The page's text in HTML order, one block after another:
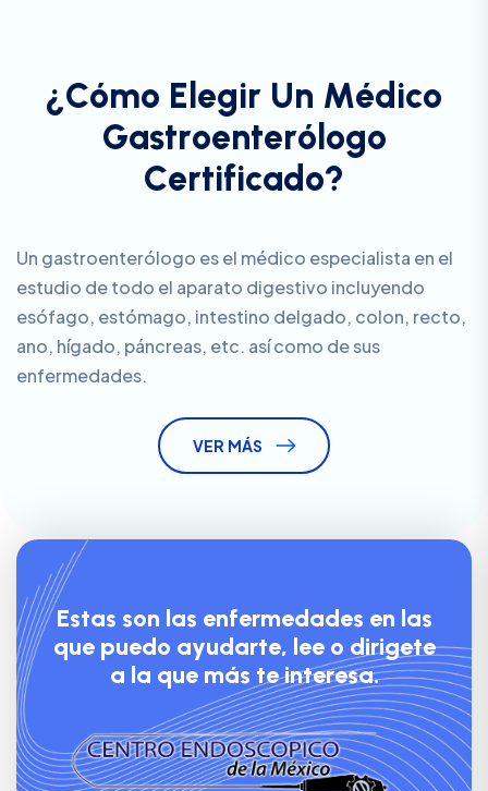
¿Cómo E egir Un Méd ico
Gastroenteró ogo
Certificado?
Un gastroenterólogo es el médico especialista en el
estudio de todo el aparato digestivo incluyendo
esófago, estómago, intestino delgado, colon, recto,
ano, hígado, páncreas, etc. así como de sus
enfermedades.
VER MÁS
Estas son las enfermedades en las
que puedo ayudarte, lee o dirigete
a la que más teinteresa.